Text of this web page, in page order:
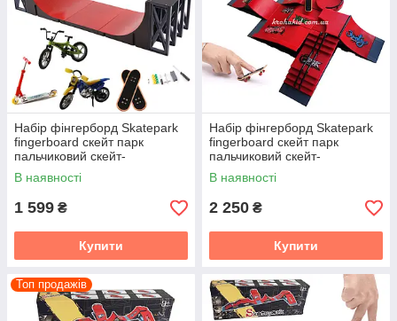
Набір фінгерборд Skatepark
fingerboard скейт парк
пальчиковий скейт-
фінгерборд з трампліном та
скейтом 1810-6A
В наявності
1 599 ₴
Купити
Набір фінгерборд Skatepark
fingerboard скейт парк
пальчиковий скейт-
фінгерборд 6 скейтів у
комплекті
В наявності
2 250 ₴
Купити
Топ продажів